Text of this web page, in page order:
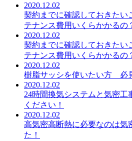
2020.12.02
契約までに確認しておきた
テナンス費用いくらかかる
2020.12.02
契約までに確認しておきた
テナンス費用いくらかかるの
2020.12.02
樹脂サッシを使いたい方 必
2020.12.02
24時間換気システムと気密
ください！
2020.12.02
高気密高断熱に必要なのは
た！